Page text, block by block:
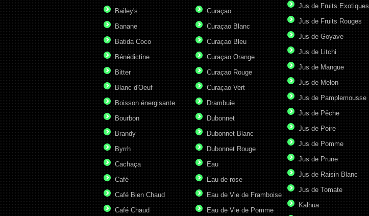
Bailey's
Banane
Batida Coco
Bénédictine
Bitter
Blanc d'Oeuf
Boisson énergisante
Bourbon
Brandy
Byrrh
Cachaça
Café
Café Bien Chaud
Café Chaud
Curaçao
Curaçao Blanc
Curaçao Bleu
Curaçao Orange
Curaçao Rouge
Curaçao Vert
Drambuie
Dubonnet
Dubonnet Blanc
Dubonnet Rouge
Eau
Eau de rose
Eau de Vie de Framboise
Eau de Vie de Pomme
Jus de Fruits Exotiques
Jus de Fruits Rouges
Jus de Goyave
Jus de Litchi
Jus de Mangue
Jus de Melon
Jus de Pamplemousse
Jus de Pêche
Jus de Poire
Jus de Pomme
Jus de Prune
Jus de Raisin Blanc
Jus de Tomate
Kalhua